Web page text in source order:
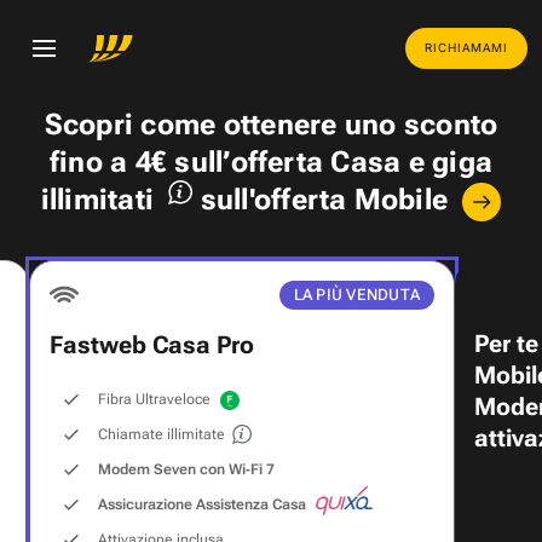
RICHIAMAMI
Scopri come ottenere uno sconto
fino a 4€ sull’offerta Casa egiga
illimitati
sull'offerta Mobile
LA PIÙ VENDUTA
Fastweb Casa Pro
Fibra Ultraveloce
Chiamate illimitate
Modem Seven con Wi‑Fi 7
Assicurazione Assistenza Casa
Per